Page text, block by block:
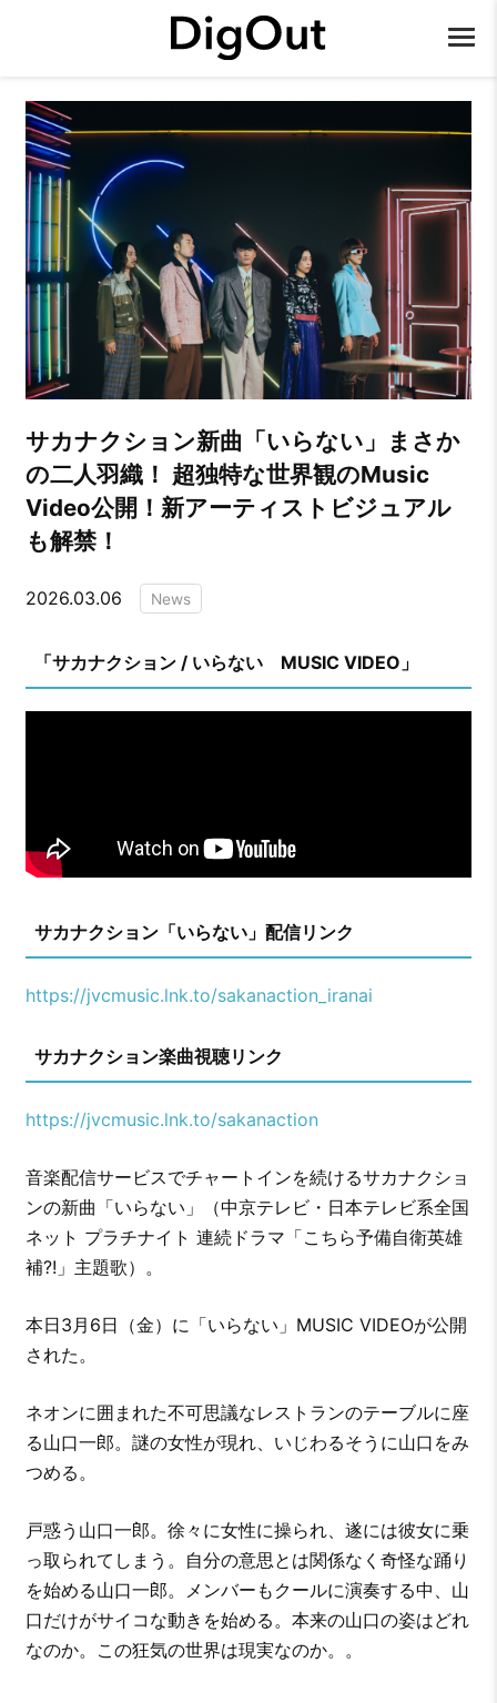
サカナクション新曲「いらない」まさか
の二人羽織！ 超独特な世界観のMusic
Video公開！新アーティストビジュアル
も解禁！
2026.03.06 News
「サカナクション / いらない MUSIC VIDEO」
サカナクション「いらない」配信リンク
https://jvcmusic.lnk.to/sakanaction_iranai
サカナクション楽曲視聴リンク
https://jvcmusic.lnk.to/sakanaction
音楽配信サービスでチャートインを続けるサカナクショ
ンの新曲「いらない」（中京テレビ・日本テレビ系全国
ネット プラチナイト 連続ドラマ「こちら予備自衛英雄
補?!」主題歌）。
本日3月6日（金）に「いらない」MUSIC VIDEOが公開
された。
ネオンに囲まれた不可思議なレストランのテーブルに座
る山口一郎。謎の女性が現れ、いじわるそうに山口をみ
つめる。
戸惑う山口一郎。徐々に女性に操られ、遂には彼女に乗
っ取られてしまう。自分の意思とは関係なく奇怪な踊り
を始める山口一郎。メンバーもクールに演奏する中、山
口だけがサイコな動きを始める。本来の山口の姿はどれ
なのか。この狂気の世界は現実なのか。。